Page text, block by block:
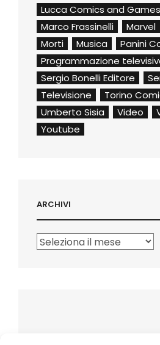
Lucca Comics and Games
Marco Frassinelli
Marvel
Morti
Musica Panini
Programmazione
Sergio Bonelli Editore
Televisione
Torino
Umberto Sisia
Video
Youtube
ARCHIVI
Archivi